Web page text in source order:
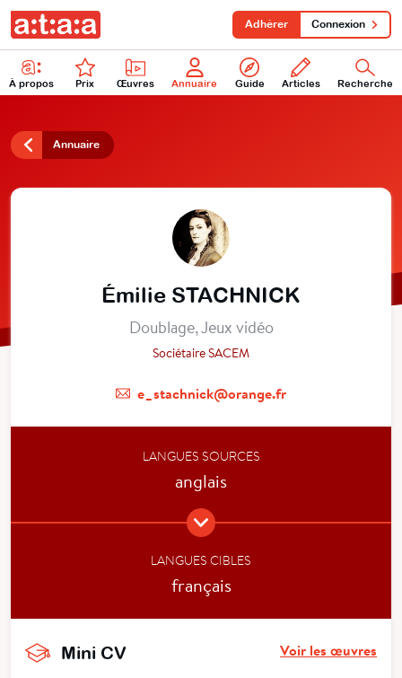
À propos Prix Œuvres Annuaire Guide Articles Recherche
Adhérer Connexion
Annuaire
Émilie STACHNICK
Doublage, Jeux vidéo
Sociétaire SACEM
e_stachnick@orange.fr
LANGUES SOURCES
anglais
LANGUES CIBLES
français
Mini CV Voir les œuvres